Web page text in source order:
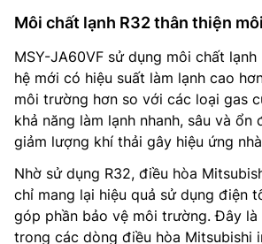
Môi chất lạnh R32 thân thiện
MSY-JA60VF sử dụng môi chất
hệ mới có hiệu suất làm lạnh cao
môi trường hơn so với các loại gas
khả năng làm lạnh nhanh, sâu và ổn
giảm lượng khí thải gây hiệu ứng
Nhờ sử dụng R32, điều hòa
chỉ mang lại hiệu quả sử dụng điện
góp phần bảo vệ môi trường. Đây
trong các dòng điều hòa Mitsubishi